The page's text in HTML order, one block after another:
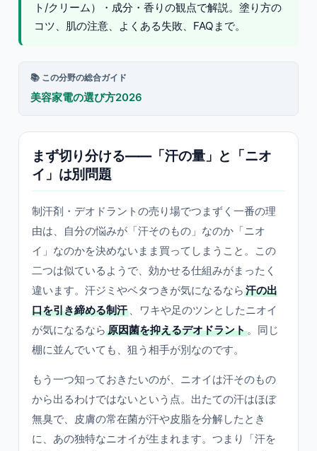
ト/クリーム）・成分・香りの観点で解説。塗り方の
コツ、肌の注意、よくある失敗、FAQまで。
📚 この分野の総合ガイド
美容家電の選び方2026
まず切り分ける——「汗の量」と「ニオ
イ」は別問題
制汗剤・デオドラントの売り場でつまずく一番の理
由は、自分の悩みが「汗そのもの」なのか「ニオ
イ」なのかを決めないまま買ってしまうこと。この
二つは似ているようで、効かせる仕組みがまったく
違います。汗ジミやベタつきが気になるなら 汗の出
口を引き締める制汗 、ワキや足のツンとしたニオイ
が気になるなら 原因菌を抑えるデオドラント。同じ
棚に並んでいても、狙う相手が別なのです。
もう一つ知っておきたいのが、ニオイは汗そのもの
から出るわけではないという点。出たての汗はほぼ
無臭で、皮膚の常在菌が汗や皮脂を分解したとき
に、あの独特なニオイが生まれます。つまり「汗を